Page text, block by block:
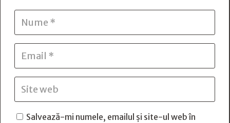
Salvează-mi numele, emailul și site-ul web în